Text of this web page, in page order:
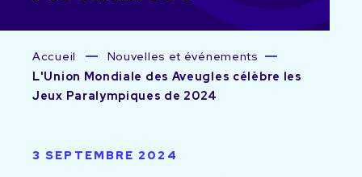
Accueil
Nouvelles et événements
L'Union Mondiale des Aveugles célèbre les
Jeux Paralympiques de 2024
3 SEPTEMBRE 2024